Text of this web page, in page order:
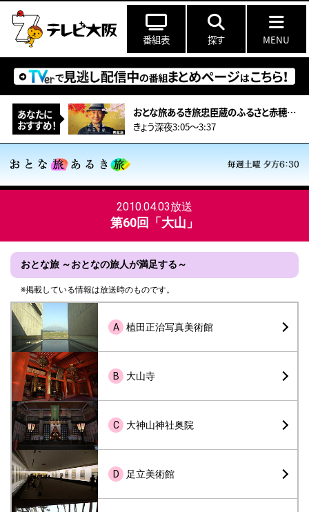
番組表 探す MENU
あなたに
おすすめ！
おとな旅あるき旅忠臣蔵のふるさと赤穂！大石内蔵助ゆかりのものが登場＆ハモ料理
きょう深夜3:05～3:37
2010.04.03放送
第60回「大山」
おとな旅 ～おとなの旅人が満足する～
※掲載している情報は放送時のものです。
A 植田正治写真美術館
B 大山寺
C 大神山神社奥院
D 足立美術館